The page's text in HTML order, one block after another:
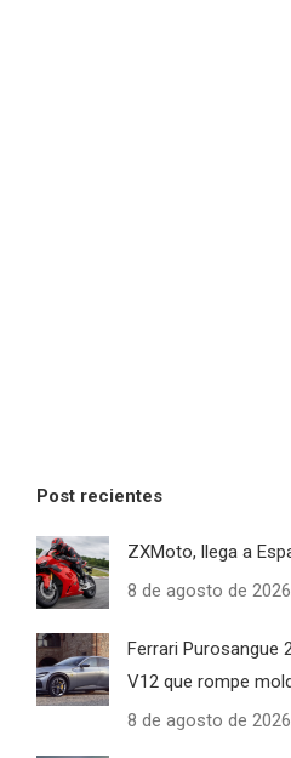
Post recientes
ZXMoto, llega a
8 de agosto de 2026
Ferrari Purosangue
V12 que rompe
8 de agosto de 2026